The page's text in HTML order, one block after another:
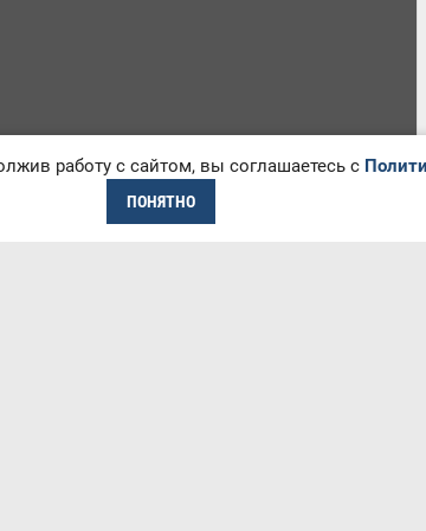
работу с сайтом, вы соглашаетесь с
ПОНЯТНО